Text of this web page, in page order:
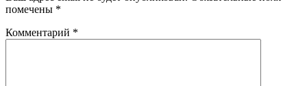
помечены *
Комментарий *